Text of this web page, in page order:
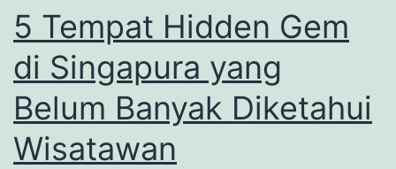
5 Tempat Hidden Gem
di Singapura yang
Belum Banyak Diketahui
Wisatawan